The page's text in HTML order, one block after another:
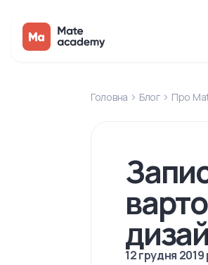
Головна Блог Про
12 грудня 2019